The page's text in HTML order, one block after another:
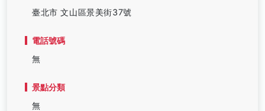
臺北市 文山區景美街37號
電話號碼
無
景點分類
無